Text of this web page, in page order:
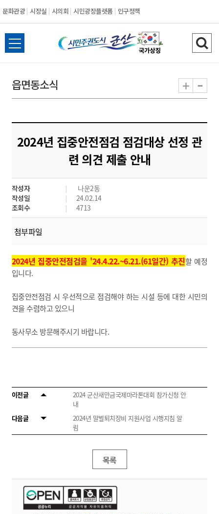
문화관광 시장실 시의회 시민광장플랫폼 인구정책
시
민
도
시
군
산
전
체
뉴
열
검
색
기
읍면동소식 + -
2024년 집중안전점검 점검대상 선정 관
련 의견 제출 안내
작성자
나운2동
작성일
24.02.14
조회수
4713
첨부파일
2024년 집중안전점검을 '24.4.22.~6.21.(61일간) 추진할 예정
입니다.
집중안전점검 시 우선적으로 점검해야 하는 시설 등에 대한 시민의
견을 수렴하고 있으니
동사무소 방문해주시기 바랍니다.
이전글
2024 군산새만금국제마라톤대회 참가신청 안
내
다음글
2024년 말벌퇴치장비 지원사업 시행지침 알
림
목록